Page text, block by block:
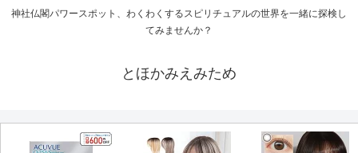
神社仏閣パワースポット、わくわくするスピリチュアルの世界を一緒に探検し
てみませんか？
とほかみえみため